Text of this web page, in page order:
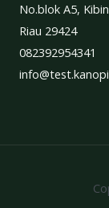
No.blok A5,
Riau 29424
082392954341